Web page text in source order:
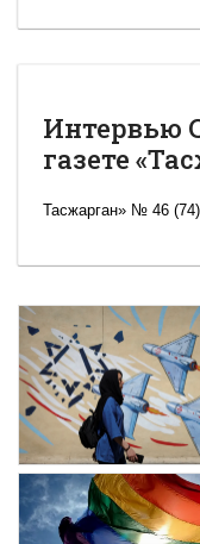
Интервью
газете
Тасжарган» № 46 (74)